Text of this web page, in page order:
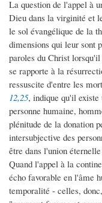
La question de l'appel à
Dieu dans la virginité et
le sol évangélique de la
dimensions qui leur sont
paroles du Christ
se rapporte à la
ressuscite d'entre les
12,25, indique qu'il existe
personne humaine,
plénitude de la donation
intersubjective des
être dans l'union
Quand l'appel à la
écho favorable en l'âme
temporalité - celles,